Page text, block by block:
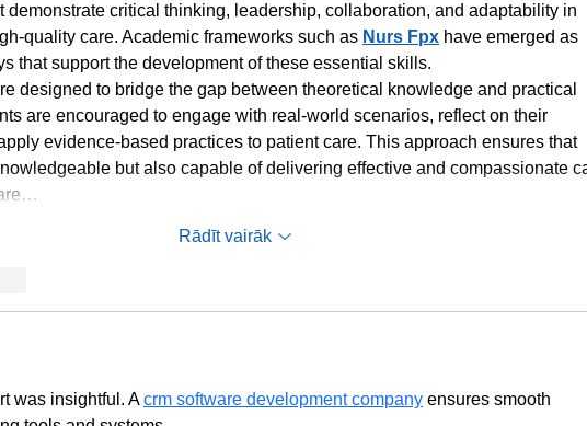
demonstrate critical thinking, leadership, collaboration, and adaptability in
quality care. Academic frameworks such as Nurs Fpx have emerged as
that support the development of these essential skills.
designed to bridge the gap between theoretical knowledge and practical
are encouraged to engage with real-world scenarios, reflect on their
evidence-based practices to patient care. This approach ensures that
but also capable of delivering effective and compassionate
Rādīt vairāk
was insightful. A crm software development company ensures smooth